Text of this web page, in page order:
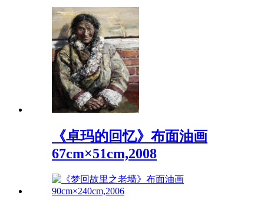
《卓玛的回忆》布面油画
67cm×51cm,2008